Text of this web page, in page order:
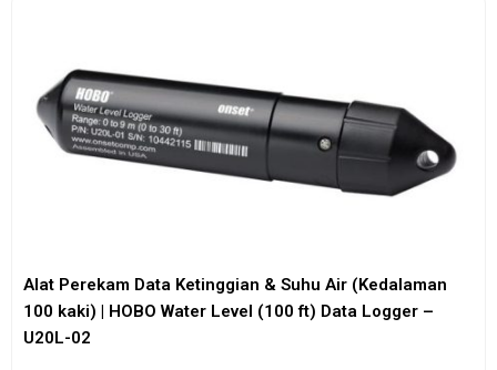
Alat Perekam Data Ketinggian & Suhu Air (Kedalaman
100 kaki) | HOBO Water Level (100 ft) Data Logger –
U20L-02